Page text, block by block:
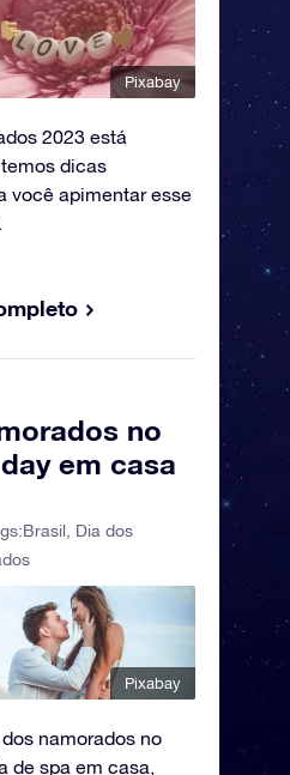
Pixabay
2023 está
dicas
você apimentar esse
no
em casa
Brasil Dia dos
Pixabay
namorados no
de spa em casa,